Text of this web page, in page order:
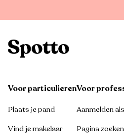
Voor particulieren
Plaats je pand
Vind je makelaar
Voor
Aanmelden
Pagina zoeken